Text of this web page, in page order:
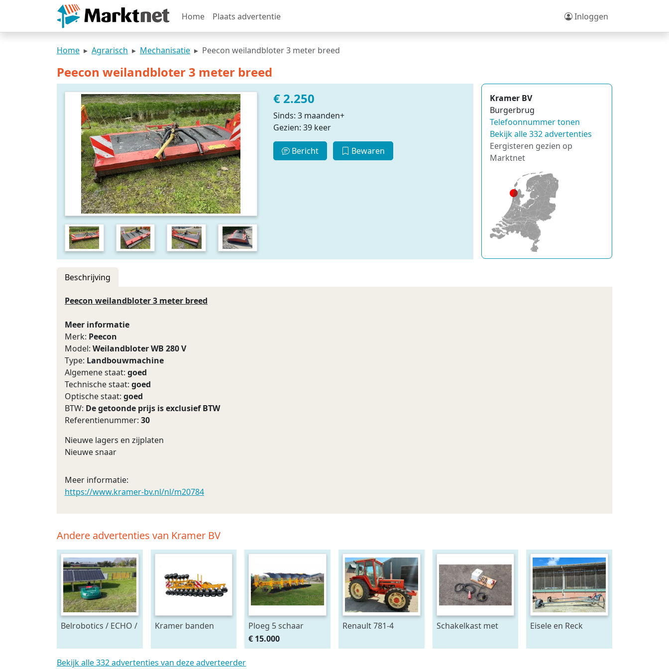
Home Plaats advertentie Inloggen
Home Agrarisch Mechanisatie Peecon weilandbloter 3 meter breed
Peecon weilandbloter 3 meter breed
€ 2.250
Sinds: 3 maanden+
Gezien: 39 keer
Bericht Bewaren
Kramer BV
Burgerbrug
Telefoonnummer tonen
Bekijk alle 332 advertenties
Eergisteren gezien op
Marktnet
Beschrijving
Peecon weilandbloter 3 meter breed
Meer informatie
Merk: Peecon
Model: Weilandbloter WB 280 V
Type: Landbouwmachine
Algemene staat: goed
Technische staat: goed
Optische staat: goed
BTW: De getoonde prijs is exclusief BTW
Referentienummer: 30
Nieuwe lagers en zijplaten
Nieuwe snaar
Meer informatie:
https://www.kramer-bv.nl/nl/m20784
Andere advertenties van Kramer BV
Belrobotics / ECHO /
leverancier
zonnepanelen accu
Kramer banden
Ploeg 5 schaar
RUMPTSTAD RPV
140 - 480V4 + 1
€ 15.000
Renault 781-4
Schakelkast met
krachtstroom
Eisele en Reck
omkeer kast 70 x 70
Bekijk alle 332 advertenties van deze adverteerder